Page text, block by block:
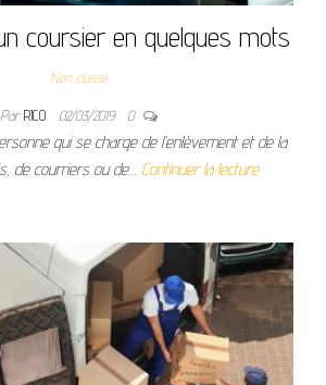
coursier en quelques mots
Non classé
ParRICO 02/03/2019 0
qui se charge de l’enlèvement et de la
de courriers ou de… Continuer la lecture